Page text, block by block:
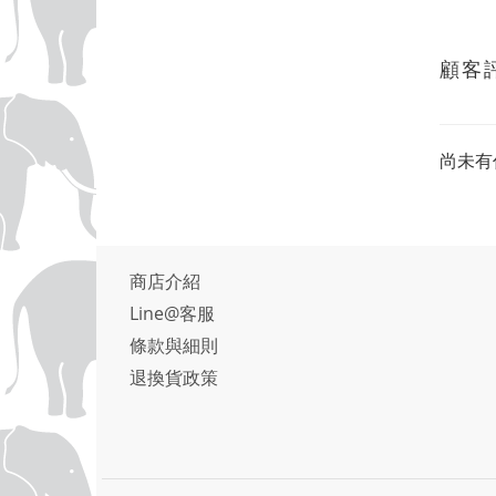
顧客
尚未
商店介紹
Line@客服
條款與細則
退換貨政策